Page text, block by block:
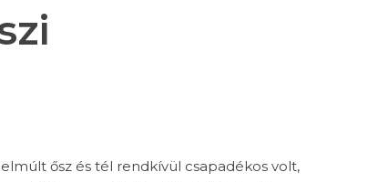
ősz és tél rendkívül csapadékos volt,